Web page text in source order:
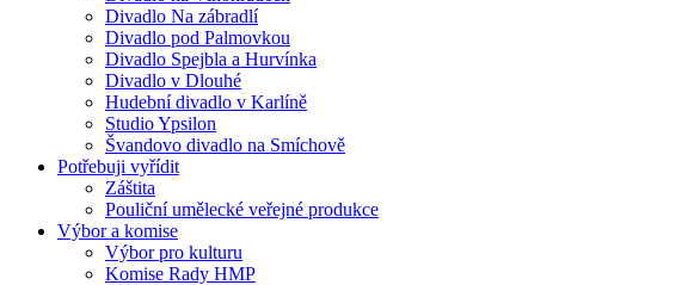
Divadlo Na zábradlí
Divadlo pod Palmovkou
Divadlo Spejbla a Hurvínka
Divadlo v Dlouhé
Hudební divadlo v Karlíně
Studio Ypsilon
Švandovo divadlo na Smíchově
Potřebuji vyřídit
Záštita
Pouliční umělecké veřejné produkce
Výbor a komise
Výbor pro kulturu
Komise Rady HMP